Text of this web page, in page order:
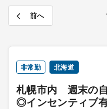
前へ
非常勤 北海道
札幌市内 週末の
◎インセンティブ